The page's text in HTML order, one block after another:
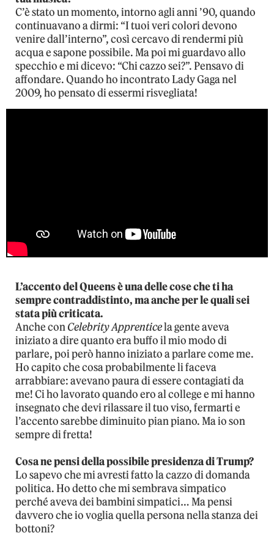
C’è stato un momento, intorno agli anni ’90, quando
continuavano a dirmi: “I tuoi veri colori devono
venire dall’interno”, così cercavo di rendermi più
acqua e sapone possibile. Ma poi mi guardavo allo
specchio e mi dicevo: “Chi cazzo sei?”. Pensavo di
affondare. Quando ho incontrato Lady Gaga nel
2009, ho pensato di essermi risvegliata!
L’accento del Queens è una delle cose che ti ha
sempre contraddistinto, ma anche per le quali sei
stata più criticata.
Anche conCelebrity Apprenticela gente aveva
iniziato a dire quanto era buffo il mio modo di
parlare, poi però hanno iniziato a parlare come me.
Ho capito che cosa probabilmente li faceva
arrabbiare: avevano paura di essere contagiati da
me! Ci ho lavorato quando ero al college e mi hanno
insegnato che devi rilassare il tuo viso, fermarti e
l’accento sarebbe diminuito pian piano. Ma io son
sempre di fretta!
Cosa ne pensi della possibile presidenza di Trump?
Lo sapevo che mi avresti fatto la cazzo di domanda
politica. Ho detto che mi sembrava simpatico
perché aveva dei bambini simpatici… Ma pensi
davvero che io voglia quella persona nella stanza dei
bottoni?